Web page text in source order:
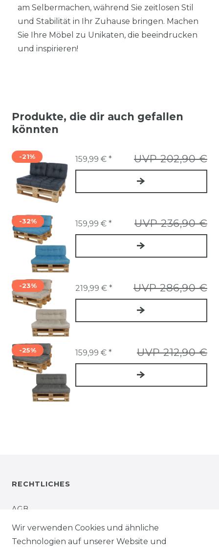
am Selbermachen, während Sie zeitlosen Stil
und Stabilität in Ihr Zuhause bringen. Machen
Sie Ihre Möbel zu Unikaten, die beeindrucken
und inspirieren!
Produkte, die dir auch gefallen
könnten
-21% UVP 202,90 €
159,99 € *
-32% UVP 236,90 €
159,99 € *
-23% UVP 286,90 €
219,99 € *
-25% UVP 212,90 €
159,99 € *
RECHTLICHES
AGB
Wir verwenden Cookies und ähnliche
Technologien auf unserer Website und